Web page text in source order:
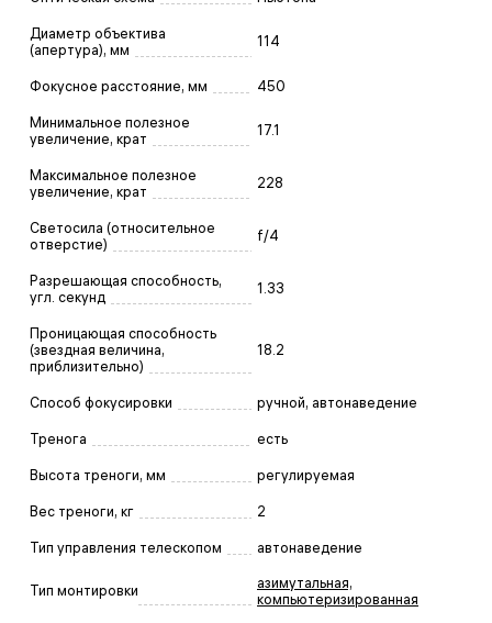
Диаметр объектива
(апертура), мм
114
Фокусное расстояние, мм 450
Минимальное полезное
увеличение, крат
17.1
Максимальное полезное
увеличение, крат
228
Светосила (относительное
отверстие)
f/4
Разрешающая способность,
угл. секунд
1.33
Проницающая способность
(звездная величина,
приблизительно)
18.2
Способ фокусировки ручной, автонаведение
Тренога есть
Высота треноги, мм регулируемая
Вес треноги, кг 2
Тип управления телескопом автонаведение
Тип монтировки
азимутальная,
компьютеризированная